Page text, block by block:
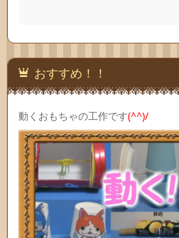
おすすめ！！
動くおもちゃの工作です(^^)/